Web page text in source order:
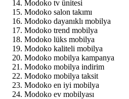
Modoko tv ünitesi
Modoko salon takımı
Modoko dayanıklı mobilya
Modoko trend mobilya
Modoko lüks mobilya
Modoko kaliteli mobilya
Modoko mobilya kampanya
Modoko mobilya indirim
Modoko mobilya taksit
Modoko en iyi mobilya
Modoko ev mobilyası